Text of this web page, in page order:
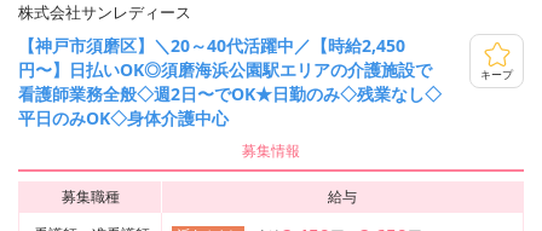
株式会社サンレディース
【神戸市須磨区】＼20～40代活躍中／【時給2,450
円〜】日払いOK◎須磨海浜公園駅エリアの介護施設で
看護師業務全般◇週2日〜でOK★日勤のみ◇残業なし◇
平日のみOK◇身体介護中心
キープ
募集情報
募集職種
給与